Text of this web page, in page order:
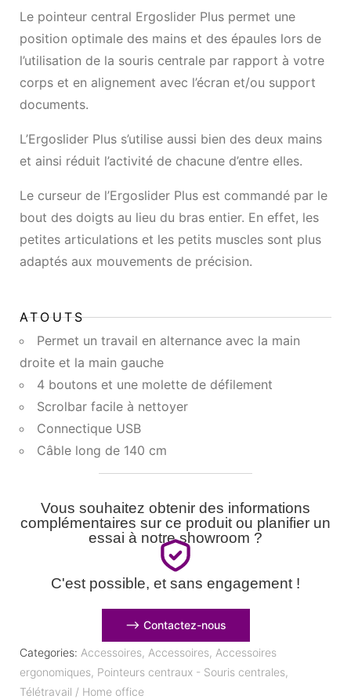
Le pointeur central Ergoslider Plus permet une
position optimale des mains et des épaules lors de
l’utilisation de la souris centrale par rapport à votre
corps et en alignement avec l’écran et/ou support
documents.
L’Ergoslider Plus s’utilise aussi bien des deux mains
et ainsi réduit l’activité de chacune d’entre elles.
Le curseur de l’Ergoslider Plus est commandé par le
bout des doigts au lieu du bras entier. En effet, les
petites articulations et les petits muscles sont plus
adaptés aux mouvements de précision.
ATOUTS
Permet un travail en alternance avec la main
droite et la main gauche
4 boutons et une molette de défilement
Scrolbar facile à nettoyer
Connectique USB
Câble long de 140 cm
Vous souhaitez obtenir des informations
complémentaires sur ce produit ou planifier un
essai à notre showroom ?
C'est possible, et sans engagement !
⟶ Contactez-nous
Categories: Accessoires, Accessoires, Accessoires
ergonomiques, Pointeurs centraux - Souris centrales,
Télétravail / Home office